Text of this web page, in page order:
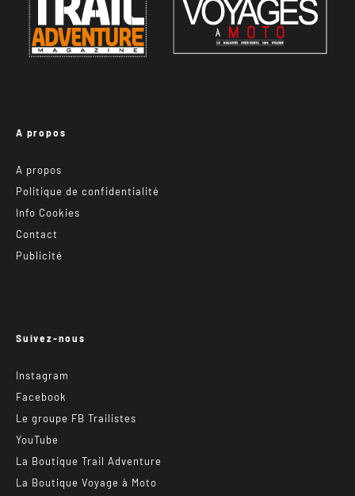
A propos
A propos
Politique de confidentialité
Info Cookies
Contact
Publicité
Suivez-nous
Instagram
Facebook
Le groupe FB Trailistes
YouTube
La Boutique Trail Adventure
La Boutique Voyage à Moto